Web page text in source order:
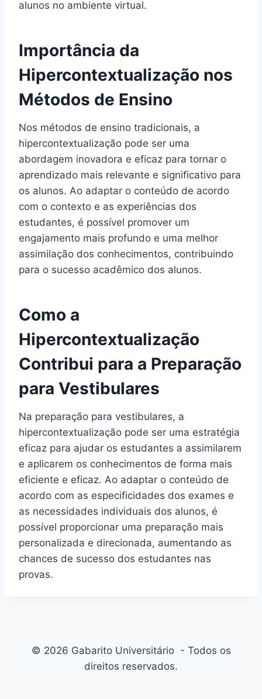
alunos no ambiente virtual.
Importância da
Hipercontextualização nos
Métodos de Ensino
Nos métodos de ensino tradicionais, a
hipercontextualização pode ser uma
abordagem inovadora e eficaz para tornar o
aprendizado mais relevante e significativo para
os alunos. Ao adaptar o conteúdo de acordo
com o contexto e as experiências dos
estudantes, é possível promover um
engajamento mais profundo e uma melhor
assimilação dos conhecimentos, contribuindo
para o sucesso acadêmico dos alunos.
Como a
Hipercontextualização
Contribui para a Preparação
para Vestibulares
Na preparação para vestibulares, a
hipercontextualização pode ser uma estratégia
eficaz para ajudar os estudantes a assimilarem
e aplicarem os conhecimentos de forma mais
eficiente e eficaz. Ao adaptar o conteúdo de
acordo com as especificidades dos exames e
as necessidades individuais dos alunos, é
possível proporcionar uma preparação mais
personalizada e direcionada, aumentando as
chances de sucesso dos estudantes nas
provas.
© 2026 Gabarito Universitário - Todos os
direitos reservados.